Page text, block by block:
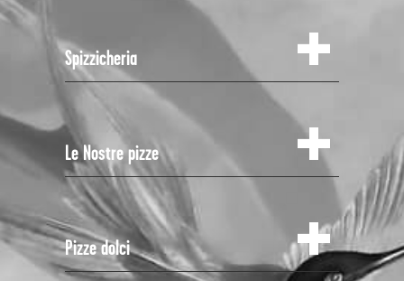
Spizzicheria
Le Nostre pizze
Pizze dolci